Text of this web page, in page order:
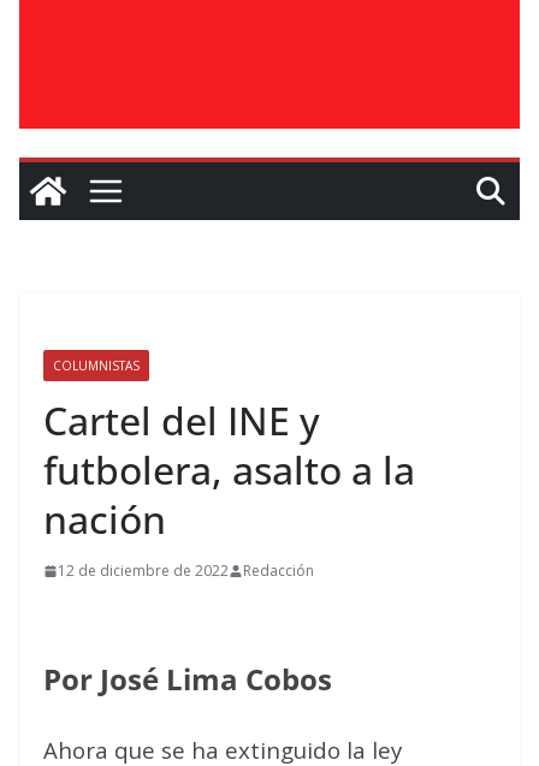
COLUMNISTAS
Cartel del INE y
futbolera, asalto a la
nación
12 de diciembre de 2022 Redacción
Por José Lima Cobos
Ahora que se ha extinguido la ley